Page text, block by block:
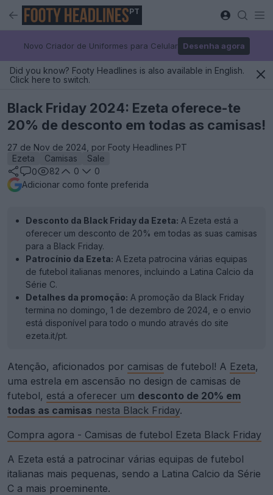
PT
Novo Criador de Uniformes para Celular Desenha agora
Did you know? Footy Headlines is also available in English.
Click here to switch.
Black Friday 2024: Ezeta oferece-te
20% de desconto em todas as camisas!
27 de Nov de 2024, por Footy Headlines PT
Ezeta
Camisas
Sale
0
82 0
0
Adicionar como fonte preferida
Desconto da Black Friday da Ezeta: A Ezeta está a
oferecer um desconto de 20% em todas as suas camisas
para a Black Friday.
Patrocínio da Ezeta: A Ezeta patrocina várias equipas
de futebol italianas menores, incluindo a Latina Calcio da
Série C.
Detalhes da promoção: A promoção da Black Friday
termina no domingo, 1 de dezembro de 2024, e o envio
está disponível para todo o mundo através do site
ezeta.it/pt.
Atenção, aficionados por camisas de futebol! A Ezeta,
uma estrela em ascensão no design de camisas de
futebol, está a oferecer um desconto de 20% em
todas as camisas nesta Black Friday.
Compra agora - Camisas de futebol Ezeta Black Friday
A Ezeta está a patrocinar várias equipas de futebol
italianas mais pequenas, sendo a Latina Calcio da Série
C a mais proeminente.